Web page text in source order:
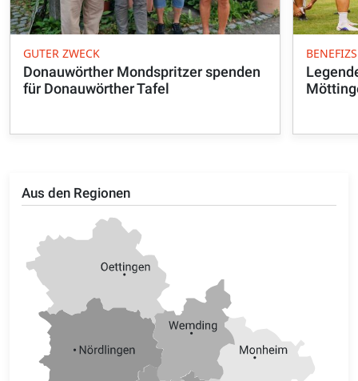
Aus den Regionen
GUTER ZWECK
Donauwörther Mondspritzer spenden
für Donauwörther Tafel